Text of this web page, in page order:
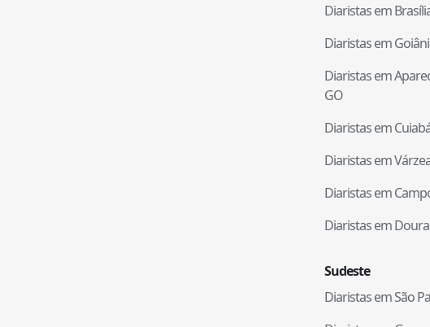
Diaristas em
Diaristas em
Diaristas em
GO
Diaristas em
Diaristas em
Diaristas em
Diaristas em
Sudeste
Diaristas emSão